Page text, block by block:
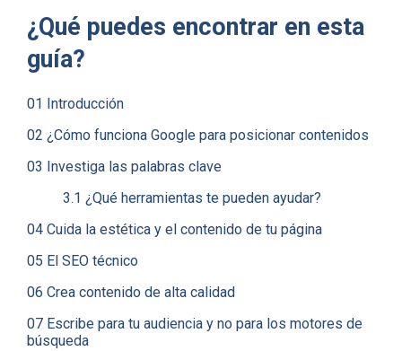
¿Qué puedes encontrar en esta
guía?
01 Introducción
02 ¿Cómo funciona Google para posicionar contenidos
03 Investiga las palabras clave
3.1 ¿Qué herramientas te pueden ayudar?
04 Cuida la estética y el contenido de tu página
05 El SEO técnico
06 Crea contenido de alta calidad
07 Escribe para tu audiencia y no para los motores de
búsqueda